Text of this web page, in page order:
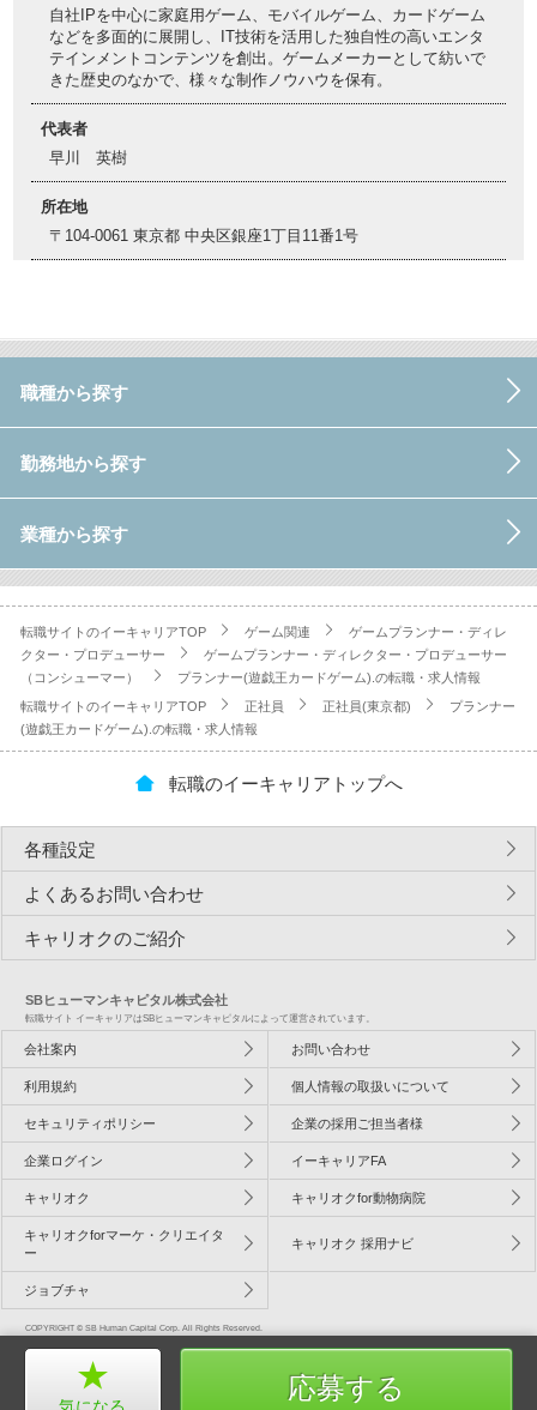
自社IPを中心に家庭用ゲーム、モバイルゲーム、カードゲーム
などを多面的に展開し、IT技術を活用した独自性の高いエンタ
テインメントコンテンツを創出。ゲームメーカーとして紡いで
きた歴史のなかで、様々な制作ノウハウを保有。
代表者
早川 英樹
所在地
〒104-0061 東京都 中央区銀座1丁目11番1号
応募する
職種から探す
勤務地から探す
業種から探す
転職サイトのイーキャリアTOP ゲーム関連
ゲームプランナー・ディレ
クター・プロデューサー
ゲームプランナー・ディレクター・プロデューサー
（コンシューマー）
プランナー(遊戯王カードゲーム).の転職・求人情報
転職サイトのイーキャリアTOP 正社員 正社員(東京都)
プランナー
(遊戯王カードゲーム).の転職・求人情報
転職のイーキャリアトップへ
各種設定
よくあるお問い合わせ
キャリオクのご紹介
SBヒューマンキャピタル株式会社
転職サイト イーキャリアはSBヒューマンキャピタルによって運営されています。
会社案内 お問い合わせ
利用規約 個人情報の取扱いについて
セキュリティポリシー 企業の採用ご担当者様
企業ログイン イーキャリアFA
キャリオク キャリオクfor動物病院
キャリオクforマーケ・クリエイタ
ー
キャリオク 採用ナビ
ジョブチャ
COPYRIGHT © SB Human Capital Corp. All Rights Reserved.